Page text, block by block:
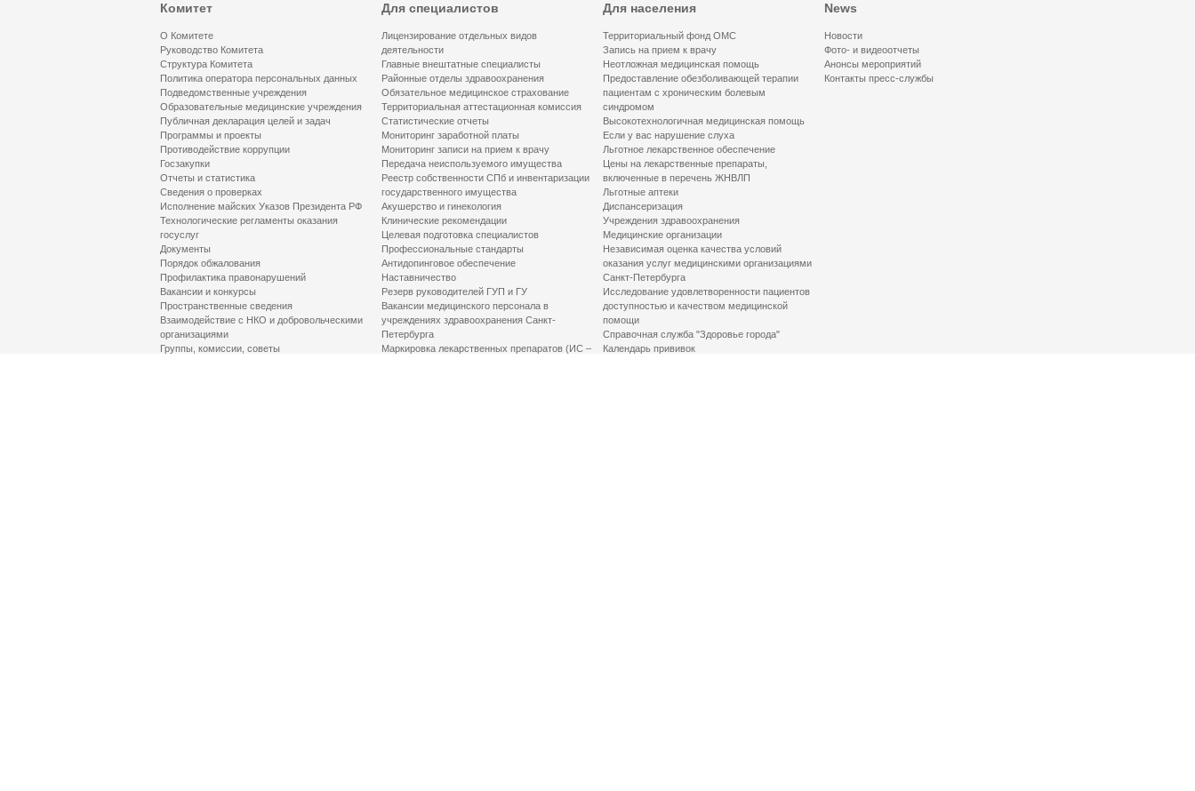
Комитет
О Комитете
Руководство Комитета
Структура Комитета
Политика оператора персональных данных
Подведомственные учреждения
Образовательные медицинские учреждения
Публичная декларация целей и задач
Программы и проекты
Противодействие коррупции
Госзакупки
Отчеты и статистика
Сведения о проверках
Исполнение майских Указов Президента РФ
Технологические регламенты оказания
госуслуг
Документы
Порядок обжалования
Профилактика правонарушений
Вакансии и конкурсы
Пространственные сведения
Взаимодействие с НКО и добровольческими
организациями
Группы, комиссии, советы
Для специалистов
Лицензирование отдельных видов
деятельности
Главные внештатные специалисты
Районные отделы здравоохранения
Обязательное медицинское страхование
Территориальная аттестационная комиссия
Статистические отчеты
Мониторинг заработной платы
Мониторинг записи на прием к врачу
Передача неиспользуемого имущества
Реестр собственности СПб и инвентаризации
государственного имущества
Акушерство и гинекология
Клинические рекомендации
Целевая подготовка специалистов
Профессиональные стандарты
Антидопинговое обеспечение
Наставничество
Резерв руководителей ГУП и ГУ
Вакансии медицинского персонала в
учреждениях здравоохранения Санкт-
Петербурга
Маркировка лекарственных препаратов (ИС –
Для населения
Территориальный фонд ОМС
Запись на прием к врачу
Неотложная медицинская помощь
Предоставление обезболивающей терапии
пациентам с хроническим болевым
синдромом
Высокотехнологичная медицинская помощь
Если у вас нарушение слуха
Льготное лекарственное обеспечение
Цены на лекарственные препараты,
включенные в перечень ЖНВЛП
Льготные аптеки
Диспансеризация
Учреждения здравоохранения
Медицинские организации
Независимая оценка качества условий
оказания услуг медицинскими организациями
Санкт-Петербурга
Исследование удовлетворенности пациентов
доступностью и качеством медицинской
помощи
Справочная служба "Здоровье города"
Календарь прививок
News
Новости
Фото- и видеоотчеты
Анонсы мероприятий
Контакты пресс-службы